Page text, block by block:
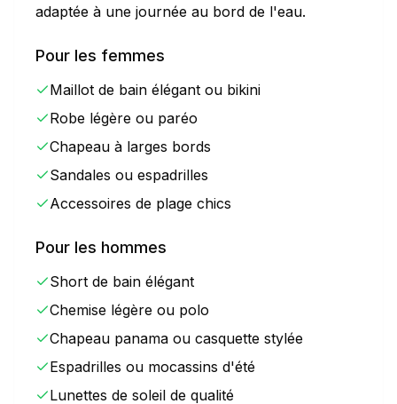
adaptée à une journée au bord de l'eau.
Pour les femmes
Maillot de bain élégant ou bikini
Robe légère ou paréo
Chapeau à larges bords
Sandales ou espadrilles
Accessoires de plage chics
Pour les hommes
Short de bain élégant
Chemise légère ou polo
Chapeau panama ou casquette stylée
Espadrilles ou mocassins d'été
Lunettes de soleil de qualité